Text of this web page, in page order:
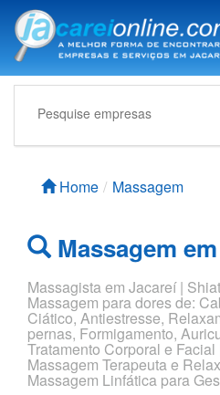
Home Massagem
Massagem
Massagista em Jacareí |
Massagem para dores de:
Ciático, Antiestresse,
pernas, Formigamento,
Tratamento Corporal e
Massagem Terapeuta e
Massagem Linfática para